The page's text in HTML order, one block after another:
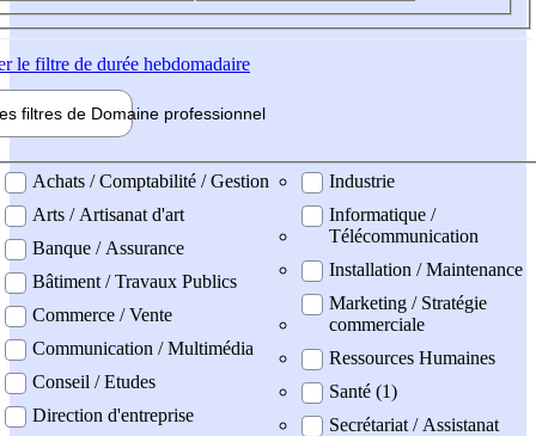
le filtre de durée hebdomadaire
filtres de Domaine professionnel
professionel
Achats / Comptabilité / Gestion
Arts / Artisanat d'art
Banque / Assurance
Bâtiment / Travaux Publics
Commerce / Vente
Communication / Multimédia
Conseil / Etudes
Direction d'entreprise
Industrie
Informatique /
Télécommunication
Installation / Maintenance
Marketing / Stratégie
commerciale
Ressources Humaines
Santé (1)
Secrétariat / Assistanat